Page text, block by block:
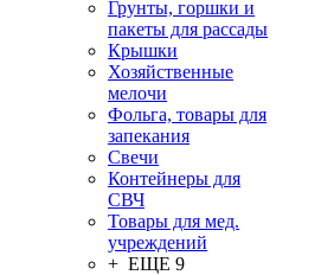
Грунты, горшки и
пакеты для рассады
Крышки
Хозяйственные
мелочи
Фольга, товары для
запекания
Свечи
Контейнеры для
СВЧ
Товары для мед.
учреждений
+ ЕЩЕ 9